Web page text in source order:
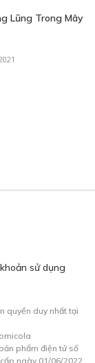
Lũng Trong Mây
sử dụng
quyền duy nhất tại
phẩm điện tử số
ngày 01/06/2022